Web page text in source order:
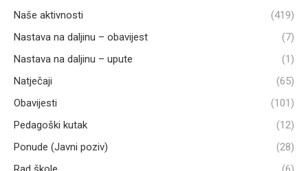
Naše aktivnosti
(419)
Nastava na daljinu – obavijest
(7)
Nastava na daljinu – upute
(1)
Natječaji
(65)
Obavijesti
(101)
Pedagoški kutak
(12)
Ponude (Javni poziv)
(28)